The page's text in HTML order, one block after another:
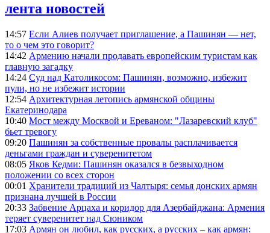
лента новостей
14:57 Если Алиев получает приглашение, а Пашинян — нет,
то о чем это говорит?
14:42 Армению начали продавать европейским туристам как
главную загадку
14:24 Суд над Католикосом: Пашинян, возможно, избежит
пули, но не избежит истории
12:54 Архитектурная летопись армянской общины
Екатеринодара
10:40 Мост между Москвой и Ереваном: "Лазаревский клуб"
бьет тревогу
09:20 Пашинян за собственные провалы расплачивается
деньгами граждан и суверенитетом
08:05 Яков Кедми: Пашинян оказался в безвыходном
положении со всех сторон
00:01 Хранители традиций из Чалтыря: семья донских армян
признана лучшей в России
20:33 Забвение Арцаха и коридор для Азербайджана: Армения
теряет суверенитет над Сюником
17:03 Армян он любил, как русских, а русских – как армян: